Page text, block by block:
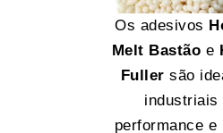
Os adesivos
Melt Bastão e
Fuller são
industriais
performance e